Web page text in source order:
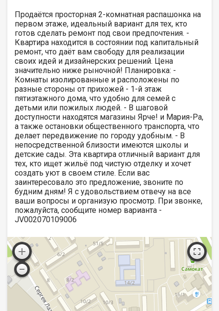
Продаётся просторная 2-комнатная распашонка на
первом этаже, идеальный вариант для тех, кто
готов сделать ремонт под свои предпочтения. -
Квартира находится в состоянии под капитальный
ремонт, что даёт вам свободу для реализации
своих идей и дизайнерских решений. Цена
значительно ниже рыночной! Планировка: -
Комнаты изолированные и расположены по
разные стороны от прихожей - 1-й этаж
пятиэтажного дома, что удобно для семей с
детьми или пожилых людей. - В шаговой
доступности находятся магазины Ярче! и Мария-Ра,
а также остановки общественного транспорта, что
делает передвижение по городу удобным. - В
непосредственной близости имеются школы и
детские сады. Эта квартира отличный вариант для
тех, кто ищет жильё под чистую отделку и хочет
создать уют в своем стиле. Если вас
заинтересовало это предложение, звоните по
будним дням! Я с удовольствием отвечу на все
ваши вопросы и организую просмотр. При звонке,
пожалуйста, сообщите номер варианта -
JV002070109006